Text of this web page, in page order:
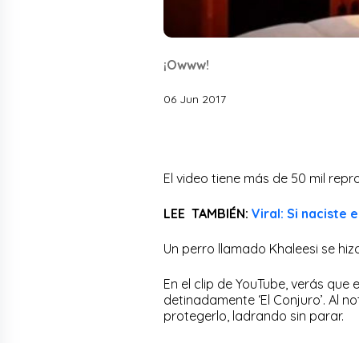
¡Owww!
06 Jun 2017
El video tiene más de 50 mil
LEE TAMBIÉN: Viral: Si naciste
Un perro llamado Khaleesi se
En el clip de YouTube, verás
detinadamente ‘El Conjuro’. Al
protegerlo, ladrando sin parar.